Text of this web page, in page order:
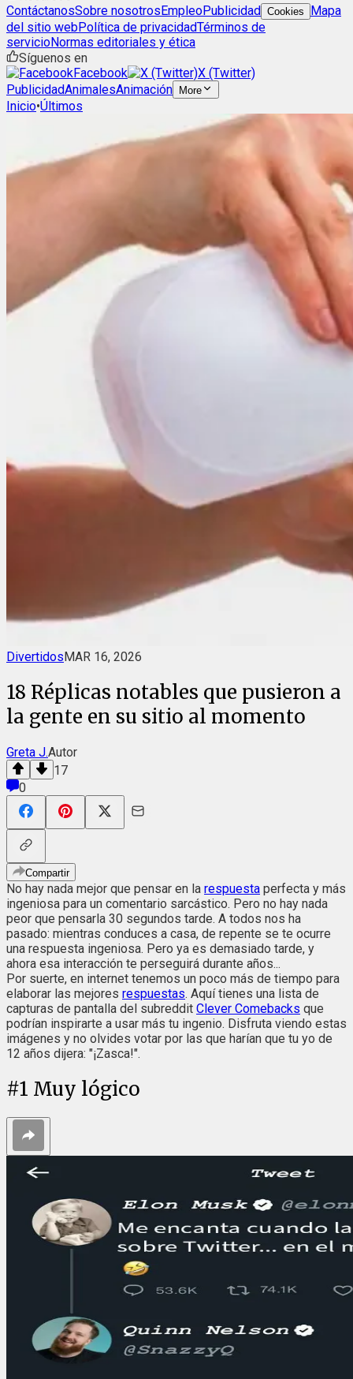
ContáctanosSobre nosotrosEmpleoPublicidad Cookies
Mapa
del sitio webPolítica de privacidadTérminos de
servicioNormas editoriales y ética
Síguenos en
Facebook
X (Twitter)
PublicidadAnimalesAnimación More
Inicio•Últimos
DivertidosMAR 16, 2026
18 Réplicas notables que pusieron a
la gente en su sitio al momento
Greta J.Autor
17
0
Compartir
No hay nada mejor que pensar en la respuesta perfecta y más
ingeniosa para un comentario sarcástico. Pero no hay nada
peor que pensarla 30 segundos tarde. A todos nos ha
pasado: mientras conduces a casa, de repente se te ocurre
una respuesta ingeniosa. Pero ya es demasiado tarde, y
ahora esa interacción te perseguirá durante años...
Por suerte, en internet tenemos un poco más de tiempo para
elaborar las mejores respuestas. Aquí tienes una lista de
capturas de pantalla del subreddit Clever Comebacks que
podrían inspirarte a usar más tu ingenio. Disfruta viendo estas
imágenes y no olvides votar por las que harían que tu yo de
12 años dijera: "¡Zasca!".
#1 Muy lógico